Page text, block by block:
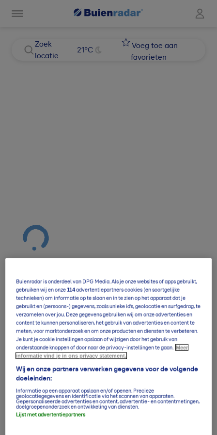
Zoek
locatie
21°C
Voeg toe aan
favorieten
Verwachting overzicht
5-daagse per uur
14-daagse verwachting
Klimaatgemiddelden
Buienradar is onderdeel van DPG Media. Als je onze websites of apps gebruikt,
gebruiken wij en onze114advertentiepartners cookies (en soortgelijke
technieken) om informatie op te slaan en in te zien op het apparaat dat je
gebruikt en (persoons-) gegevens, zoals unieke id’s, geolocatie en surfgedrag, te
verzamelen over jou. Deze gegevens gebruiken wij om onze advertenties en
content te kunnen personaliseren, het gebruik van advertenties en content te
meten, voor marktonderzoek en om onze producten en diensten te verbeteren.
Je kunt je cookie instellingen opslaan of wijzigen door het gebruik van
onderstaande knoppen of door naar de privacy-instellingen te gaan. Meer
informatie vind je in ons privacy statement.
Wij en onze partners verwerken gegevens voor de volgende
doeleinden:
Informatie op een apparaat opslaan en/of openen. Precieze
geolocatiegegevens en identificatie via het scannen van apparaten.
Gepersonaliseerde advertenties en content, advertentie- en contentmetingen,
doelgroepenonderzoek en ontwikkeling van diensten.
Lijst met advertentiepartners